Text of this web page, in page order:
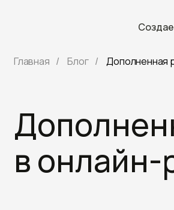
Главная / Блог / Дополненная
в онлайн-